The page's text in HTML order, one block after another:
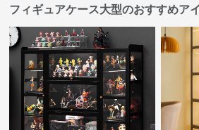
フィギュアケース大型のおすすめア